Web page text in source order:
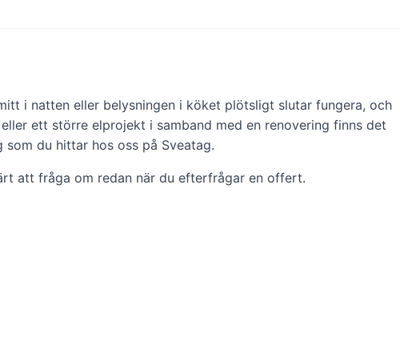
i natten eller belysningen i köket plötsligt slutar fungera, och
ett större elprojekt i samband med en renovering finns det
du hittar hos oss på Sveatag.
att fråga om redan när du efterfrågar en offert.